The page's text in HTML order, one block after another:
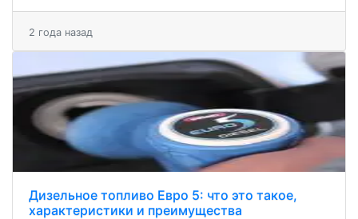
2 года назад
Дизельное топливо Евро 5: что это такое,
характеристики и преимущества